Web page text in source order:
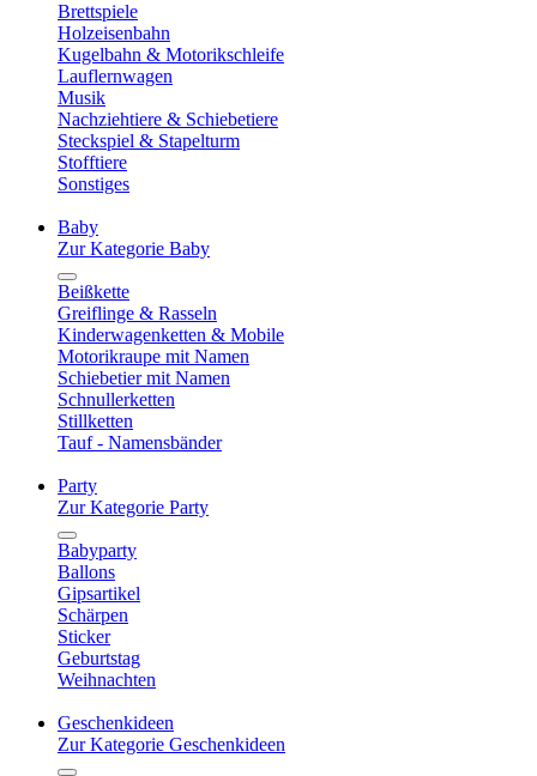
Brettspiele
Holzeisenbahn
Kugelbahn & Motorikschleife
Lauflernwagen
Musik
Nachziehtiere & Schiebetiere
Steckspiel & Stapelturm
Stofftiere
Sonstiges
Baby
Zur Kategorie Baby
Beißkette
Greiflinge & Rasseln
Kinderwagenketten & Mobile
Motorikraupe mit Namen
Schiebetier mit Namen
Schnullerketten
Stillketten
Tauf - Namensbänder
Party
Zur Kategorie Party
Babyparty
Ballons
Gipsartikel
Schärpen
Sticker
Geburtstag
Weihnachten
Geschenkideen
Zur Kategorie Geschenkideen